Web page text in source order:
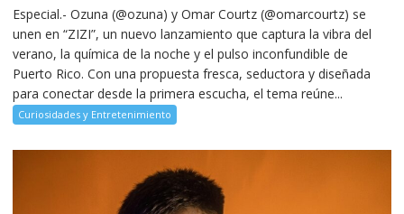
Especial.- Ozuna (@ozuna) y Omar Courtz (@omarcourtz) se
unen en “ZIZI”, un nuevo lanzamiento que captura la vibra del
verano, la química de la noche y el pulso inconfundible de
Puerto Rico. Con una propuesta fresca, seductora y diseñada
para conectar desde la primera escucha, el tema reúne...
Curiosidades y Entretenimiento